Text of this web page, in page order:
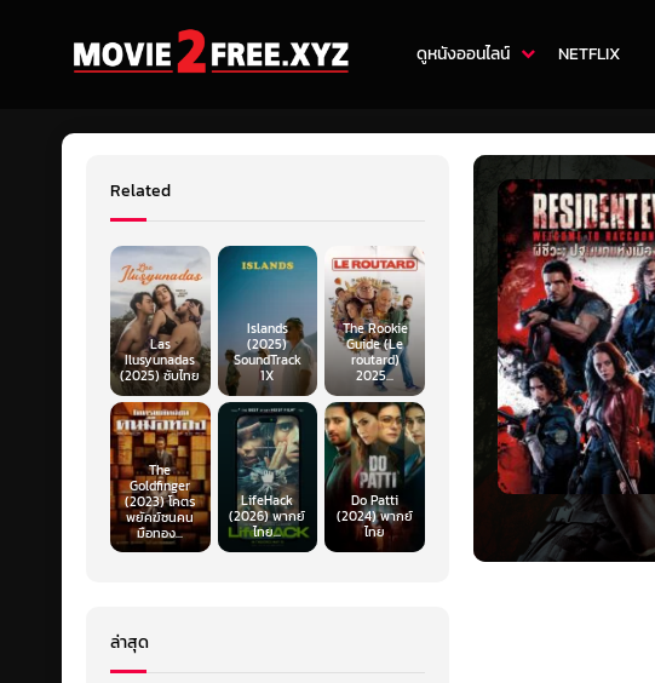
ดูหนังออนไลน์ NETFLIX
Related
Las
Ilusyunadas
(2025) ซับไทย
Islands
(2025)
SoundTrack
1X
The Rookie
Guide (Le
routard)
2025...
The
Goldfinger
(2023) โคตร
พยัคฆ์ชนคน
มือทอง...
LifeHack
(2026) พากย์
ไทย...
Do Patti
(2024) พากย์
ไทย
ล่าสุด